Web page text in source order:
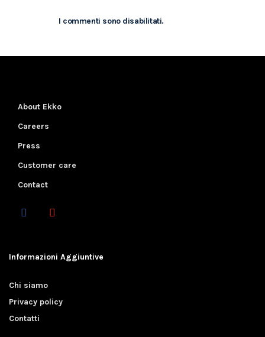
I commenti sono disabilitati.
About Ekko
Careers
Press
Customer care
Contact
Informazioni Aggiuntive
Chi siamo
Privacy policy
Contatti